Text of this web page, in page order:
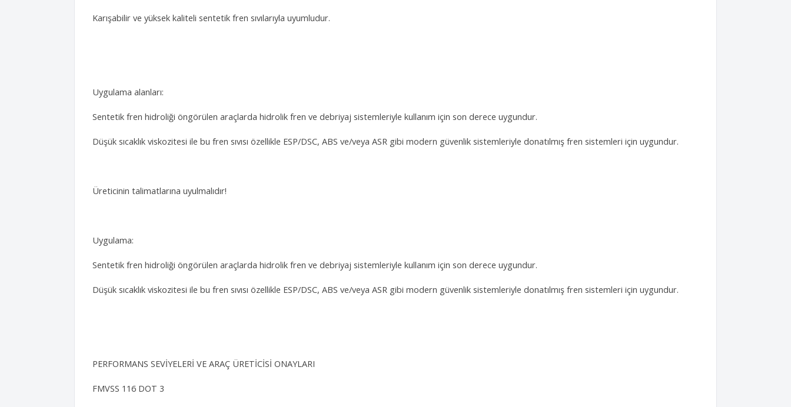
Karışabilir ve yüksek kaliteli sentetik fren sıvılarıyla uyumludur.
Uygulama alanları:
Sentetik fren hidroliği öngörülen araçlarda hidrolik fren ve debriyaj sistemleriyle kullanım için son derece uygundur.
Düşük sıcaklık viskozitesi ile bu fren sıvısı özellikle ESP/DSC, ABS ve/veya ASR gibi modern güvenlik sistemleriyle donatılmış fren sistemleri için uygundur.
Üreticinin talimatlarına uyulmalıdır!
Uygulama:
Sentetik fren hidroliği öngörülen araçlarda hidrolik fren ve debriyaj sistemleriyle kullanım için son derece uygundur.
Düşük sıcaklık viskozitesi ile bu fren sıvısı özellikle ESP/DSC, ABS ve/veya ASR gibi modern güvenlik sistemleriyle donatılmış fren sistemleri için uygundur.
PERFORMANS SEVİYELERİ VE ARAÇ ÜRETİCİSİ ONAYLARI
FMVSS 116 DOT 3